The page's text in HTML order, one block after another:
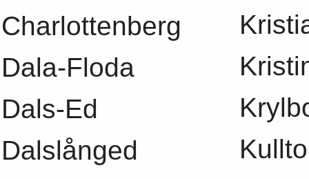
Charlottenberg
Dala-Floda
Dals-Ed
Dalslånged